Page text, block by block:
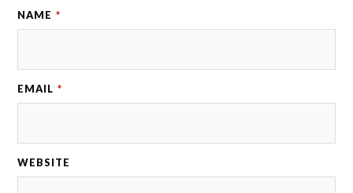
NAME *
EMAIL *
WEBSITE